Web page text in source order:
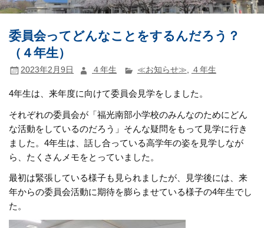
委員会ってどんなことをするんだろう？
（４年生）
2023年2月9日 ４年生 ≪お知らせ≫, ４年生
4年生は、来年度に向けて委員会見学をしました。
それぞれの委員会が「福光南部小学校のみんなのためにどん
な活動をしているのだろう」そんな疑問をもって見学に行き
ました。4年生は、話し合っている高学年の姿を見学しなが
ら、たくさんメモをとっていました。
最初は緊張している様子も見られましたが、見学後には、来
年からの委員会活動に期待を膨らませている様子の4年生でし
た。